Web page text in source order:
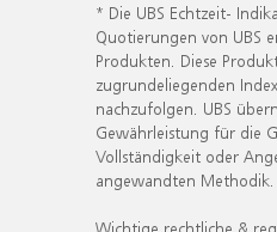
* Die UBS Echtzeit-
Quotierungen von UBS
Produkten. Diese
zugrundeliegenden
nachzufolgen. UBS
Gewährleistung für die
Vollständigkeit oder
angewandten Methodik.